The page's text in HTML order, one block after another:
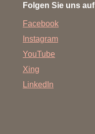
Folgen Sie uns auf
Facebook
Instagram
YouTube
Xing
LinkedIn